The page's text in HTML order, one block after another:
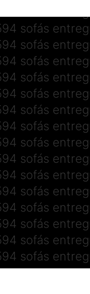
à
estilo
design e qualidade em
cada espaço da sua